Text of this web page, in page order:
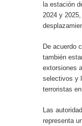
la estación
2024 y
De acuerdo
también
extorsiones
selectivos y
terroristas
Las
representa